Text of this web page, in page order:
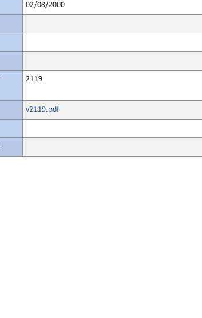
02/08/2000
2119
v2119.pdf